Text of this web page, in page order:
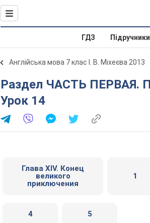
ГДЗ Підручники
Англійська мова 7 клас І. В. Міхеєва 2013
Раздел ЧАСТЬ ПЕРВАЯ. Пятеро на острове сокровищ.
Урок 14
Глава XIV. Конец
великого
приключения
1
4 5